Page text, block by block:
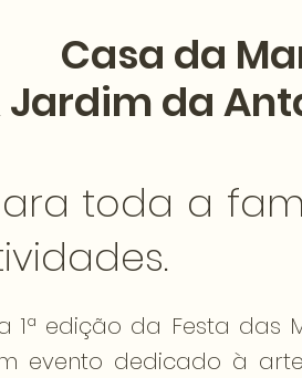
Casa da
Jardim da
toda a
1ª edição da Festa
evento dedicado à